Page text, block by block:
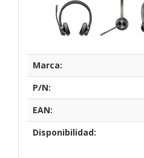
Marca:
P/N:
EAN:
Disponibilidad: